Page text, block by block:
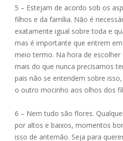
5 – Estejam de acordo sob os
filhos e da família. Não é
exatamente igual sobre toda e
mas é importante que entrem
meio termo. Na hora de
mais do que nunca precisamos
pais não se entendem sobre
o outro mocinho aos olhos dos
6 – Nem tudo são flores.
por altos e baixos, momentos
isso de antemão. Seja para